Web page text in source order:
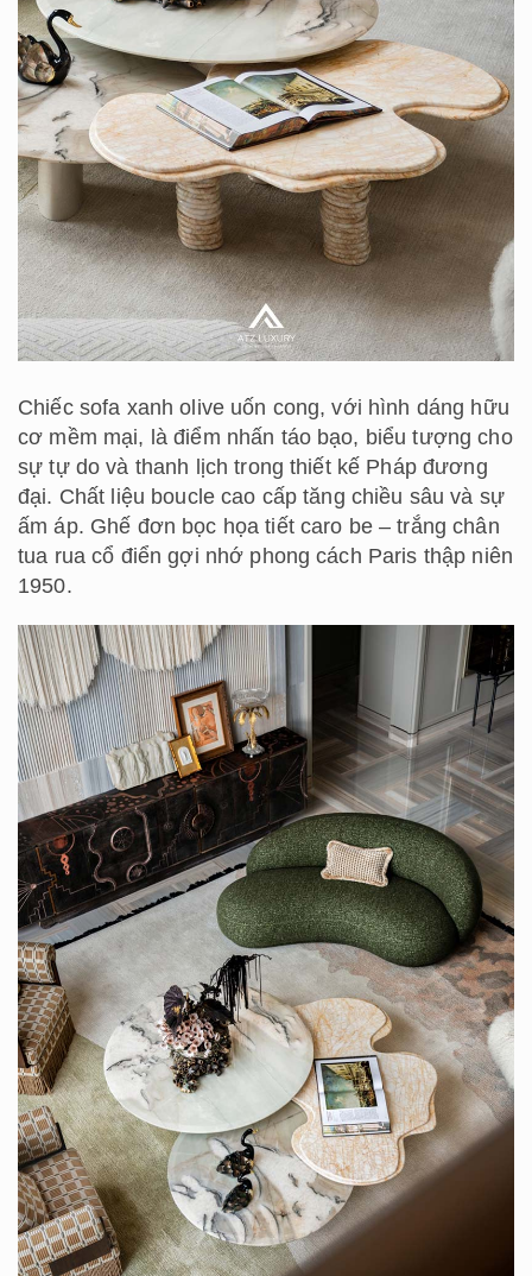
Chiếc sofa xanh olive uốn cong, với hình dáng hữu
cơ mềm mại, là điểm nhấn táo bạo, biểu tượng cho
sự tự do và thanh lịch trong thiết kế Pháp đương
đại. Chất liệu boucle cao cấp tăng chiều sâu và sự
ấm áp. Ghế đơn bọc họa tiết caro be – trắng chân
tua rua cổ điển gợi nhớ phong cách Paris thập niên
1950.